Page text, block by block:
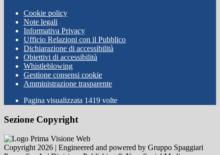
Cookie policy
Note legali
Informativa Privacy
Ufficio Relazioni con il Pubblico
Dichiarazione di accessibilità
Obiettivi di accessibilità
Whistleblowing
Gestione consensi cookie
Amministrazione trasparente
Pagina visualizzata 1419 volte
Sezione Copyright
Copyright 2026 | Engineered and powered by Gruppo Spaggiari